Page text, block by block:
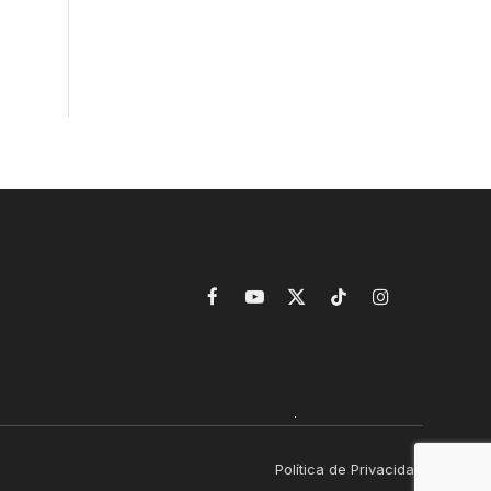
FacebookYouTube
X
TikTokInstagram
Política de Privacidad